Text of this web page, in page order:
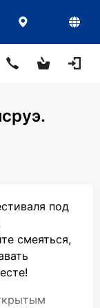
под
смеяться,